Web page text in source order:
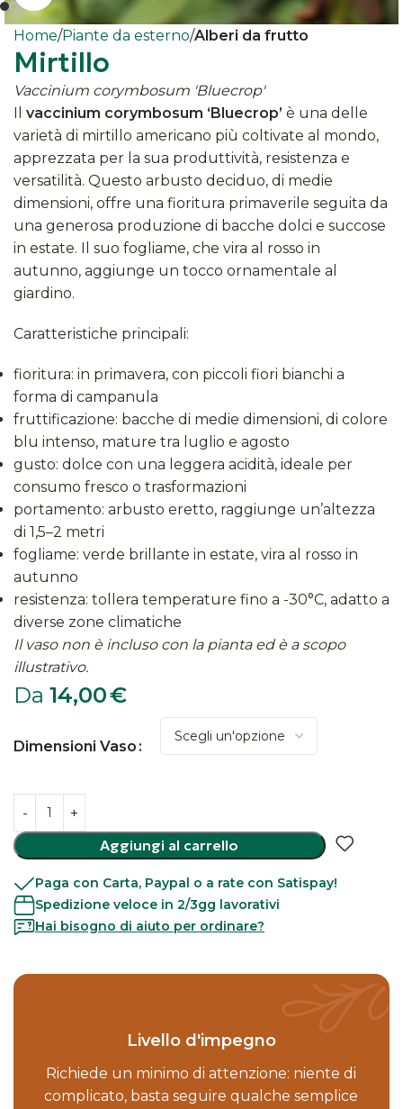
Home Piante da esterno Alberi da frutto
Mirtillo
Vaccinium corymbosum 'Bluecrop'
vaccinium corymbosum ‘Bluecrop’ è una delle
varietà di mirtillo americano più coltivate al mondo,
apprezzata per la sua produttività, resistenza e
versatilità. Questo arbusto deciduo, di medie
dimensioni, offre una fioritura primaverile seguita da
una generosa produzione di bacche dolci e succose
in estate. Il suo fogliame, che vira al rosso in
autunno, aggiunge un tocco ornamentale al
giardino.​
Caratteristiche principali:
fioritura: in primavera, con piccoli fiori bianchi a
forma di campanula
fruttificazione: bacche di medie dimensioni, di colore
blu intenso, mature tra luglio e agosto
gusto: dolce con una leggera acidità, ideale per
consumo fresco o trasformazioni
portamento: arbusto eretto, raggiunge un’altezza
di 1,5–2 metri
fogliame: verde brillante in estate, vira al rosso in
autunno
resistenza: tollera temperature fino a -30°C, adatto a
diverse zone climatiche
Il vaso non è incluso con la pianta ed è a scopo
illustrativo.
Da 14,00€
Dimensioni Vaso
Aggiungi al carrello
Paga con Carta, Paypal o a rate con Satispay!
Spedizione veloce in 2/3gg lavorativi
Hai bisogno di aiuto per ordinare?
Livello d'impegno
Richiede un minimo di attenzione: niente di
complicato, basta seguire qualche semplice